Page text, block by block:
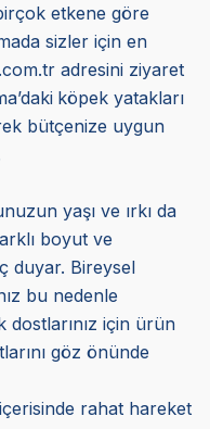
etkene göre
sizler için en
adresini ziyaret
köpek yatakları
bütçenize uygun
yaşı ve ırkı da
boyut ve
duyar. Bireysel
bu nedenle
dostlarınız için ürün
göz önünde
rahat hareket